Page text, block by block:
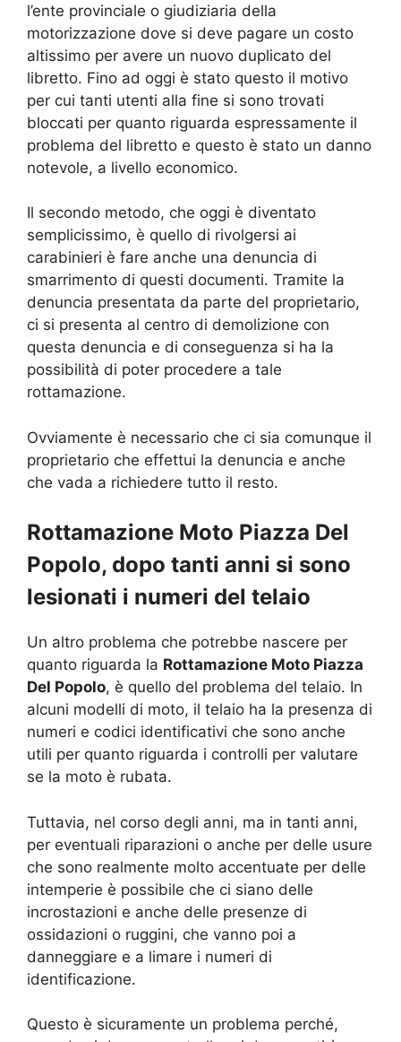
l’ente provinciale o giudiziaria della
motorizzazione dove si deve pagare un costo
altissimo per avere un nuovo duplicato del
libretto. Fino ad oggi è stato questo il motivo
per cui tanti utenti alla fine si sono trovati
bloccati per quanto riguarda espressamente il
problema del libretto e questo è stato un danno
notevole, a livello economico.
Il secondo metodo, che oggi è diventato
semplicissimo, è quello di rivolgersi ai
carabinieri è fare anche una denuncia di
smarrimento di questi documenti. Tramite la
denuncia presentata da parte del proprietario,
ci si presenta al centro di demolizione con
questa denuncia e di conseguenza si ha la
possibilità di poter procedere a tale
rottamazione.
Ovviamente è necessario che ci sia comunque il
proprietario che effettui la denuncia e anche
che vada a richiedere tutto il resto.
Rottamazione Moto Piazza Del
Popolo, dopo tanti anni si sono
lesionati i numeri del telaio
Un altro problema che potrebbe nascere per
quanto riguarda la Rottamazione Moto Piazza
Del Popolo, è quello del problema del telaio. In
alcuni modelli di moto, il telaio ha la presenza di
numeri e codici identificativi che sono anche
utili per quanto riguarda i controlli per valutare
se la moto è rubata.
Tuttavia, nel corso degli anni, ma in tanti anni,
per eventuali riparazioni o anche per delle usure
che sono realmente molto accentuate per delle
intemperie è possibile che ci siano delle
incrostazioni e anche delle presenze di
ossidazioni o ruggini, che vanno poi a
danneggiare e a limare i numeri di
identificazione.
Questo è sicuramente un problema perché,